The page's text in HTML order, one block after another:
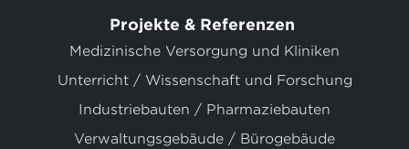
Projekte & Referenzen
Medizinische Versorgung und Kliniken
Unterricht / Wissenschaft und Forschung
Industriebauten / Pharmaziebauten
Verwaltungsgebäude / Bürogebäude